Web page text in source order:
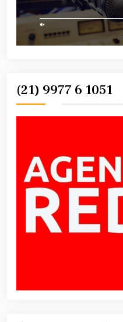
(21) 9977 6 1051